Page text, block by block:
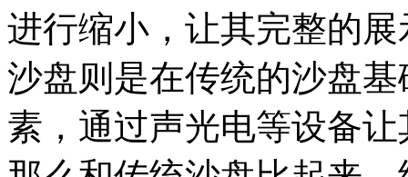
进行缩小，让其完整的
沙盘则是在传统的沙盘
素，通过声光电等设备